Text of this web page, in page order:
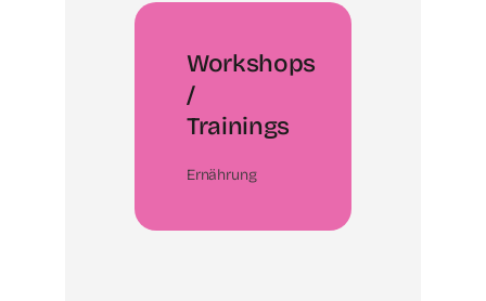
Workshops
/
Trainings
Ernährung